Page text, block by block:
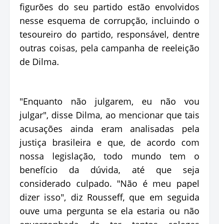
figurões do seu partido estão envolvidos
nesse esquema de corrupção, incluindo o
tesoureiro do partido, responsável, dentre
outras coisas, pela campanha de reeleição
de Dilma.
"Enquanto não julgarem, eu não vou
julgar", disse Dilma, ao mencionar que tais
acusações ainda eram analisadas pela
justiça brasileira e que, de acordo com
nossa legislação, todo mundo tem o
benefício da dúvida, até que seja
considerado culpado. "Não é meu papel
dizer isso", diz Rousseff, que em seguida
ouve uma pergunta se ela estaria ou não